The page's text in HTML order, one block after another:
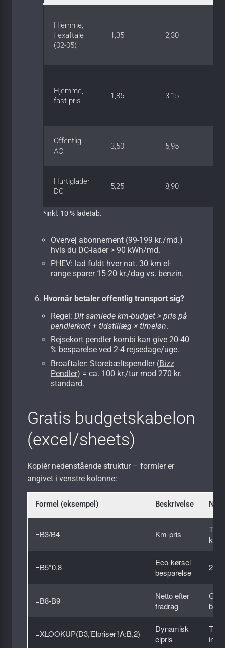
Hjemme,
flexaftale
(02-05)
1,35 2,30
Hjemme,
fast pris
1,85 3,15
Offentlig
AC
3,50 5,95
Hurtiglader
DC
5,25 8,90
*inkl. 10 % ladetab.
Overvej abonnement (99-199 kr./md.)
hvis du DC-lader > 90 kWh/md.
PHEV: lad fuldt hver nat. 30 km el-
range sparer 15-20 kr./dag vs. benzin.
Hvornår betaler offentlig transport sig?
Regel: Dit samlede km-budget > pris på
pendlerkort + tidstillæg × timeløn.
Rejsekort pendler kombi kan give 20-40
% besparelse ved 2-4 rejsedage/uge.
Broaftaler: Storebælts­pendler (Bizz
Pendler) = ca. 100 kr./tur mod 270 kr.
standard.
Gratis budget­skabelon
(excel/sheets)
Kopiér nedenstående struktur – formler er
angivet i venstre kolonne:
Formel (eksempel) Beskrivelse Note
=B3/B4 Km-pris
km
=B5*0,8
Eco-kørsel
besparelse
20
=B8-B9
Netto efter
fradrag
=XLOOKUP(D3,’Elpriser’!A:B,2)
Dynamisk
elpris
ind